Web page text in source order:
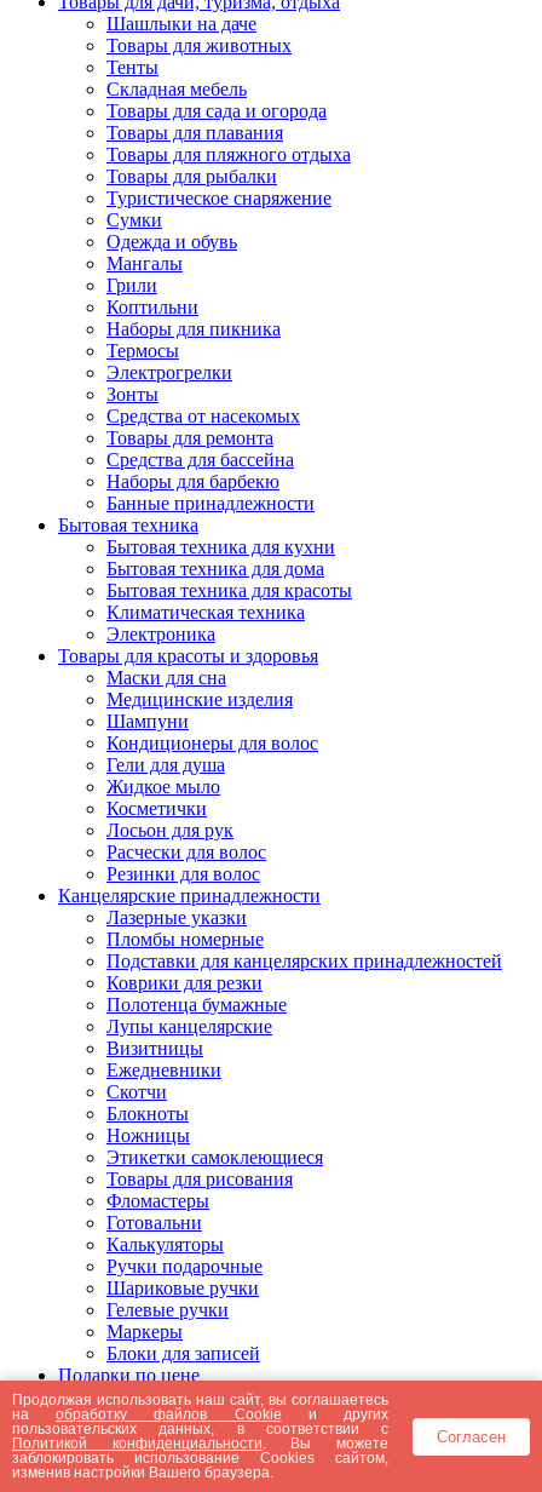
Шашлыки на даче
Товары для животных
Тенты
Складная мебель
Товары для сада и огорода
Товары для плавания
Товары для пляжного отдыха
Товары для рыбалки
Туристическое снаряжение
Сумки
Одежда и обувь
Мангалы
Грили
Коптильни
Наборы для пикника
Термосы
Электрогрелки
Зонты
Средства от насекомых
Товары для ремонта
Средства для бассейна
Наборы для барбекю
Банные принадлежности
Бытовая техника
Бытовая техника для кухни
Бытовая техника для дома
Бытовая техника для красоты
Климатическая техника
Электроника
Товары для красоты и здоровья
Маски для сна
Медицинские изделия
Шампуни
Кондиционеры для волос
Гели для душа
Жидкое мыло
Косметички
Лосьон для рук
Расчески для волос
Резинки для волос
Канцелярские принадлежности
Лазерные указки
Пломбы номерные
Подставки для канцелярских принадлежностей
Коврики для резки
Полотенца бумажные
Лупы канцелярские
Визитницы
Ежедневники
Скотчи
Блокноты
Ножницы
Этикетки самоклеющиеся
Товары для рисования
Фломастеры
Готовальни
Калькуляторы
Ручки подарочные
Шариковые ручки
Гелевые ручки
Маркеры
Блоки для записей
Подарки по цене
Подарки от 5000 рублей
Подарки до 5000 рублей
Подарки до 3000 рублей
Подарки до 2000 рублей
Подарки до 1000 рублей
Продолжая использовать наш сайт, вы соглашаетесь
наобработку файлов Cookie и других
пользовательских данных, в соответствии с
Политикой конфиденциальности . Вы можете
заблокировать использование Cookies сайтом,
изменив настройки Вашего браузера.
Согласен